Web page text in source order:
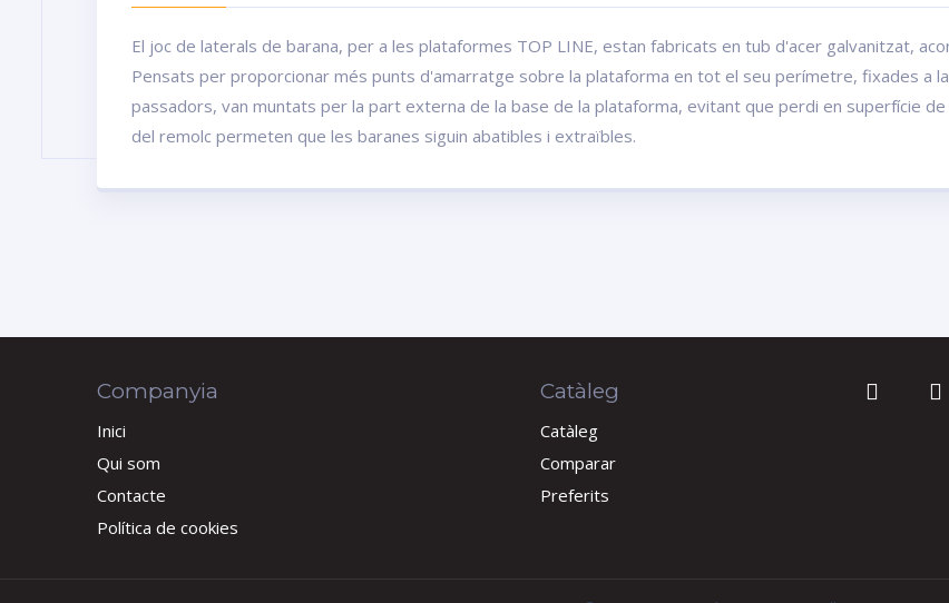
El joc de laterals de barana, per a les plataformes TOP LINE, estan fabricats en tub d'acer galvanitzat,
Pensats per proporcionar més punts d'amarratge sobre la plataforma en tot el seu perímetre, fixades a
passadors, van muntats per la part externa de la base de la plataforma, evitant que perdi en superfície
del remolc permeten que les baranes siguin abatibles i extraïbles.
Companyia
Inici
Qui som
Contacte
Política de cookies
Catàleg
Catàleg
Comparar
Preferits